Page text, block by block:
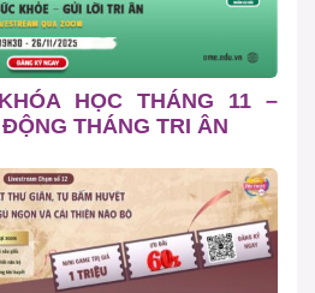
HỌC THÁNG 11 –
THÁNG TRI ÂN